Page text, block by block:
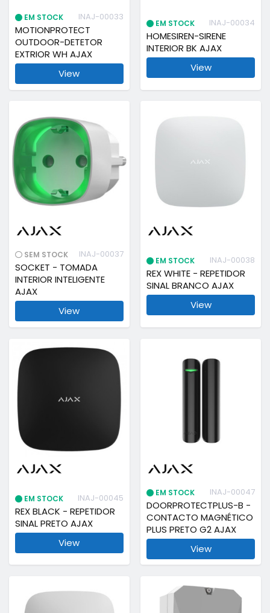
EM STOCK INAJ-00033
MOTIONPROTECT
OUTDOOR-DETETOR
EXTRIOR WH AJAX
View
EM STOCK INAJ-00034
HOMESIREN-SIRENE
INTERIOR BK AJAX
View
SEM STOCK INAJ-00037
SOCKET - TOMADA
INTERIOR INTELIGENTE
AJAX
View
EM STOCK INAJ-00038
REX WHITE - REPETIDOR
SINAL BRANCO AJAX
View
EM STOCK INAJ-00045
REX BLACK - REPETIDOR
SINAL PRETO AJAX
View
EM STOCK INAJ-00047
DOORPROTECTPLUS-B -
CONTACTO MAGNÉTICO
PLUS PRETO G2 AJAX
View